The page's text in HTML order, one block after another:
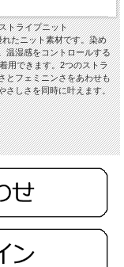
トライプニット
たニット素材です。染め
温湿感をコントロールする
用できます。2つのストラ
とフェミニンさをあわせも
さしさを同時に叶えます。